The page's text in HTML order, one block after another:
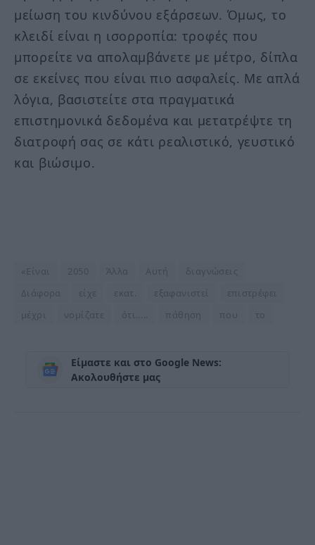
μείωση του κινδύνου εξάρσεων. Όμως, το
κλειδί είναι η ισορροπία: τροφές που
μπορείτε να απολαμβάνετε με μέτρο, δίπλα
σε εκείνες που είναι πιο ασφαλείς. Με απλά
λόγια, βασιστείτε στα πραγματικά
επιστημονικά δεδομένα και μετατρέψτε τη
διατροφή σας σε κάτι ρεαλιστικό, γευστικό
και βιώσιμο.
2050 Άλλα Αυτή
διαγνώσεις
Διάφορα
είχε εκατ. εξαφανιστεί
επιστρέφει
μέχρι
νομίζατε ότι….. πάθηση που το
Είμαστε και στο Google News:
Ακολουθήστε μας